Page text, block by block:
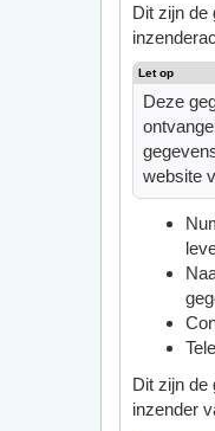
Dit zijn de
Deze
website
Dit zijn de
inzender